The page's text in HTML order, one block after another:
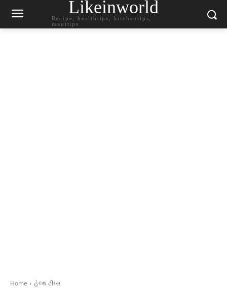
Likeinworld
Recipe, healthtips, kitchentips,
rasoitips
Home હેલ્થ ટીપ્સ